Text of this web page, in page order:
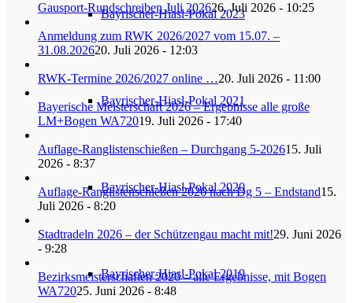
Bayrischer-Hiasl-Pokal 2023
Bayrischer-Hiasl-Pokal 2021
Bayrischer-Hiasl-Pokal 2020
Bayrischer-Hiasl-Pokal 2019
Gausport-Rundschreiben Juli 202626. Juli 2026 - 10:25
Anmeldung zum RWK 2026/2027 vom 15.07. –
31.08.202620. Juli 2026 - 12:03
RWK-Termine 2026/2027 online …20. Juli 2026 - 11:00
Bayerische Meisterschaft 2026 – Ergebnisse alle große
LM+Bogen WA72019. Juli 2026 - 17:40
Auflage-Ranglistenschießen – Durchgang 5-202615. Juli
2026 - 8:37
Auflage-Ranglistenschießen 2026 nach Dg 5 – Endstand15.
Juli 2026 - 8:20
Stadtradeln 2026 – der Schützengau macht mit!29. Juni 2026
- 9:28
Bezirksmeisterschaften 2026 – alle Ergebnisse, mit Bogen
WA72025. Juni 2026 - 8:48